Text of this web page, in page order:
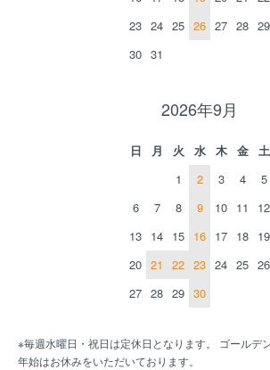
23 24 25 26 27 28 29
30 31
2026年9月
日 月 火 水 木 金
土
1
2 3 4
5
6
7 8 9 10 11
12
13 14 15 16 17 18 19
20 21 22 23 24 25 26
27 28 29 30
※毎週水曜日・祝日は定休日となります。 ゴールデ
年始はお休みをいただいております。